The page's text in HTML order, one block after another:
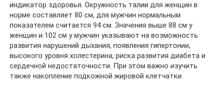
индикатор здоровья. Окружность талии для женщин в
норме составляет 80 см, для мужчин нормальным
показателем считается 94 см. Значения выше 88 см у
женщин и 102 см у мужчин указывают на возможность
развития нарушений дыхания, появления гипертонии,
высокого уровня холестерина, риска развития диабета и
сердечной недостаточности. При этом важно изучить
также накопление подкожной жировой клетчатки.